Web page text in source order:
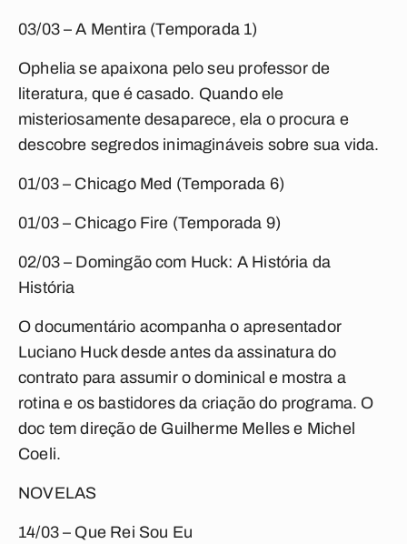
03/03 – A Mentira (Temporada 1)
Ophelia se apaixona pelo seu professor de
literatura, que é casado. Quando ele
misteriosamente desaparece, ela o procura e
descobre segredos inimagináveis sobre sua vida.
01/03 – Chicago Med (Temporada 6)
01/03 – Chicago Fire (Temporada 9)
02/03 – Domingão com Huck: A História da
História
O documentário acompanha o apresentador
Luciano Huck desde antes da assinatura do
contrato para assumir o dominical e mostra a
rotina e os bastidores da criação do programa. O
doc tem direção de Guilherme Melles e Michel
Coeli.
NOVELAS
14/03 – Que Rei Sou Eu